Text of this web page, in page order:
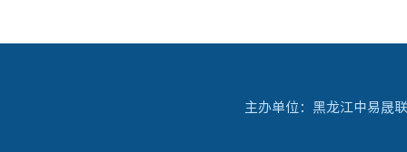
主办单位：黑龙江中易晟